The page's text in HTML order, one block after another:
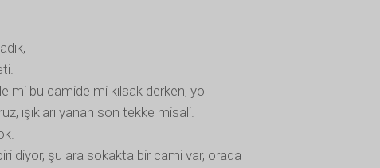
mi bu camide mi kılsak derken, yol
ışıkları yanan son tekke misali.
diyor, şu ara sokakta bir cami var, orada